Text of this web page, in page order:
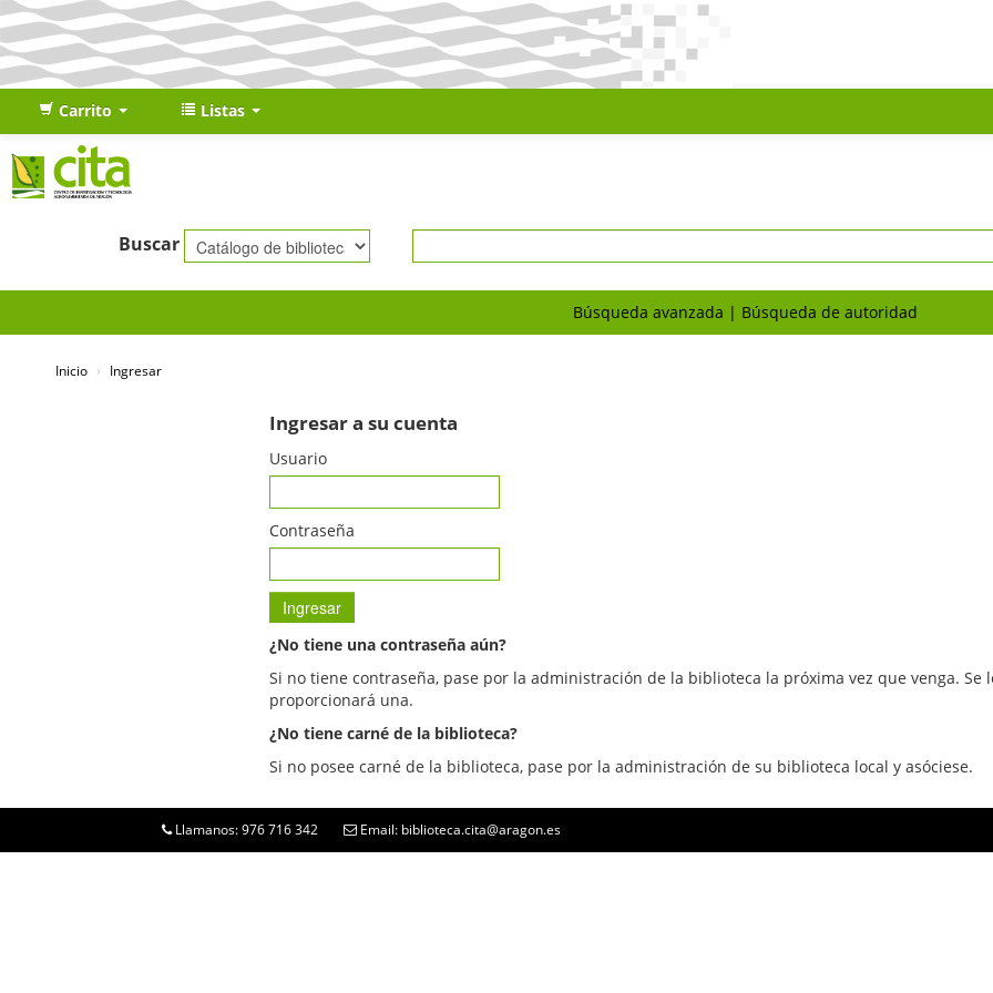
Carrito Listas
Buscar
Búsqueda avanzada Búsqueda de autoridad
Inicio › Ingresar
Ingresar a su cuenta
Usuario
Contraseña
¿No tiene una contraseña aún?
Si no tiene contraseña, pase por la administración de la biblioteca la próxima vez que venga. Se
proporcionará una.
¿No tiene carné de la biblioteca?
Si no posee carné de la biblioteca, pase por la administración de su biblioteca local y asóciese.
Llamanos: 976 716 342 Email: biblioteca.cita@aragon.es